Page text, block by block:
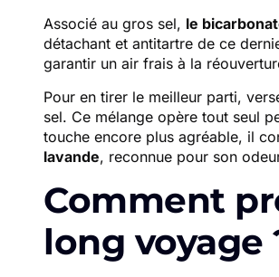
Associé au gros sel, le
détachant et antitartre de ce
garantir un air frais à la
Pour en tirer le meilleur parti,
sel. Ce mélange opère tout seul
touche encore plus agréable, il
lavande, reconnue pour son
Comment
long voyage